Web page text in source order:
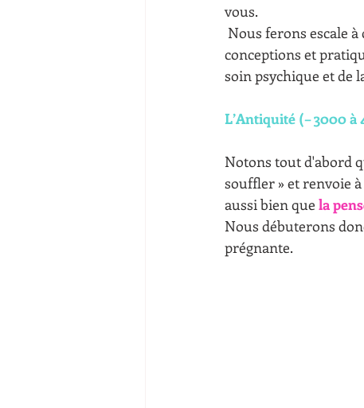
vous.
conceptions et
soin psychique et de
L’Antiquité (– 3000 à
Notons tout d'abord
souffler » et renvoie
aussi bien que la
Nous débuterons
prégnante.